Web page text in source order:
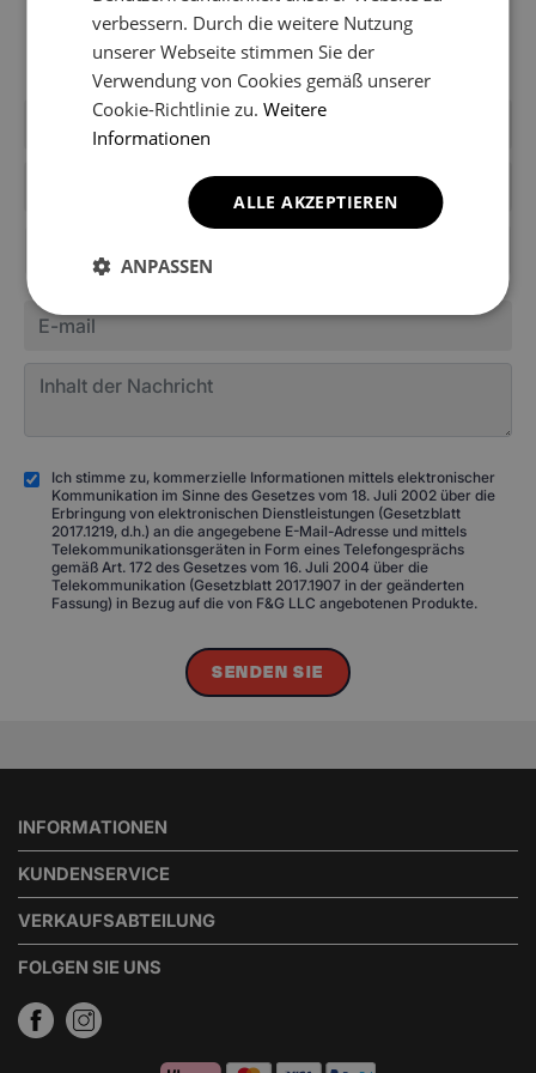
Shops aufgenommen worden. Schreiben Sie uns, um
Informationen über die Fußmatten für Ihr Modell zu
erhalten.
Ich stimme zu, kommerzielle Informationen mittels elektronischer
Kommunikation im Sinne des Gesetzes vom 18. Juli 2002 über die
Erbringung von elektronischen Dienstleistungen (Gesetzblatt
2017.1219, d.h.) an die angegebene E-Mail-Adresse und mittels
Telekommunikationsgeräten in Form eines Telefongesprächs
gemäß Art. 172 des Gesetzes vom 16. Juli 2004 über die
Telekommunikation (Gesetzblatt 2017.1907 in der geänderten
Fassung) in Bezug auf die von F&G LLC angebotenen Produkte.
SENDEN SIE
INFORMATIONEN
KUNDENSERVICE
VERKAUFSABTEILUNG
FOLGEN SIE UNS
verbessern. Durch die weitere Nutzung
unserer Webseite stimmen Sie der
Verwendung von Cookies gemäß unserer
Cookie-Richtlinie zu.Weitere
Informationen
ALLE AKZEPTIEREN
ANPASSEN